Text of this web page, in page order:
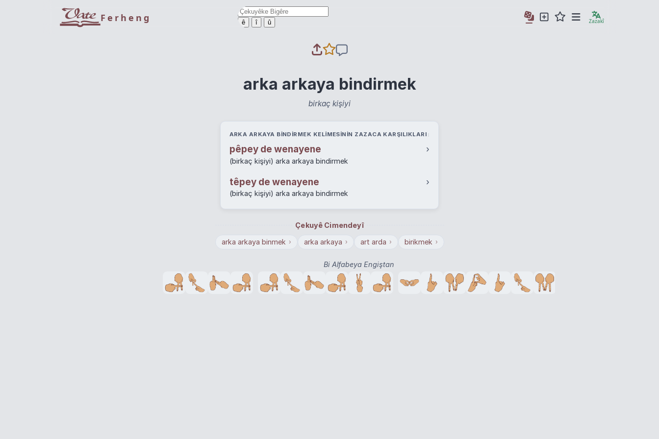
Ferheng ê î û Zazakî
arka arkaya bindirmek
birkaç kişiyi
ARKA ARKAYA BINDIRMEK KELIMESININ ZAZACA KARŞILIKLARI
pêpey de wenayene ›
(birkaç kişiyi) arka arkaya bindirmek
têpey de wenayene ›
(birkaç kişiyi) arka arkaya bindirmek
Çekuyê Cimendeyî
arka arkaya binmek › arka arkaya › art arda › birikmek ›
Bi Alfabeya Engiştan